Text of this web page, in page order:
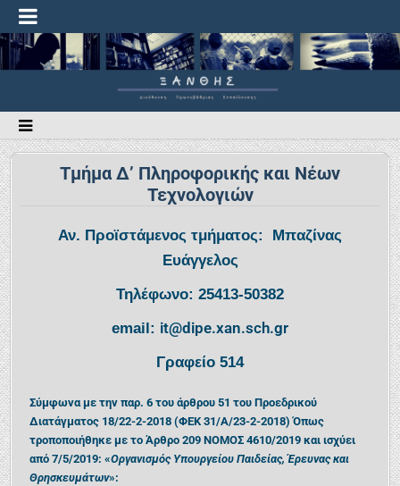
Τμήμα Δ’ Πληροφορικής και Νέων
Τεχνολογιών
Αν. Προϊστάμενος τμήματος: Μπαζίνας
Ευάγγελος
Τηλέφωνο: 25413-50382
email: it@dipe.xan.sch.gr
Γραφείο 514
Σύμφωνα με την παρ. 6 του άρθρου 51 του Προεδρικού
Διατάγματος 18/22-2-2018 (ΦΕΚ 31/Α/23-2-2018) Όπως
τροποποιήθηκε με το Άρθρο 209 ΝΟΜΟΣ 4610/2019 και ισχύει
από 7/5/2019: «Οργανισμός Υπουργείου Παιδείας, Έρευνας και
Θρησκευμάτων»: